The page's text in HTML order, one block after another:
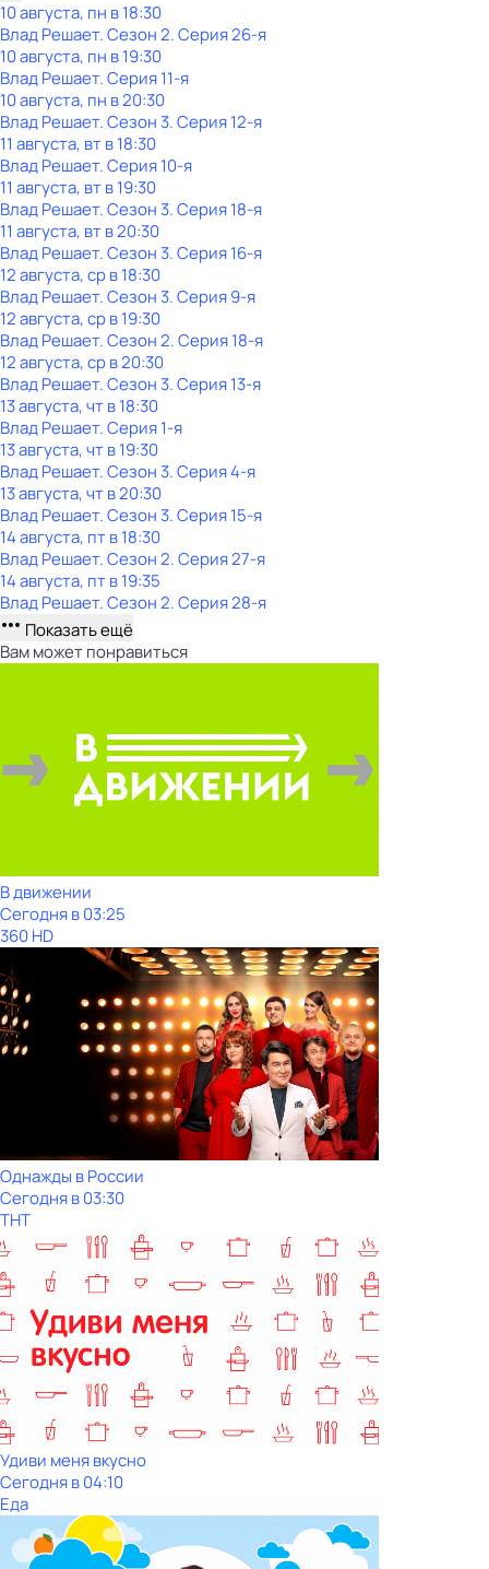
10 августа, пн в 18:30
Влад Решает. Сезон 2. Серия 26-я
10 августа, пн в 19:30
Влад Решает. Серия 11-я
10 августа, пн в 20:30
Влад Решает. Сезон 3. Серия 12-я
11 августа, вт в 18:30
Влад Решает. Серия 10-я
11 августа, вт в 19:30
Влад Решает. Сезон 3. Серия 18-я
11 августа, вт в 20:30
Влад Решает. Сезон 3. Серия 16-я
12 августа, ср в 18:30
Влад Решает. Сезон 3. Серия 9-я
12 августа, ср в 19:30
Влад Решает. Сезон 2. Серия 18-я
12 августа, ср в 20:30
Влад Решает. Сезон 3. Серия 13-я
13 августа, чт в 18:30
Влад Решает. Серия 1-я
13 августа, чт в 19:30
Влад Решает. Сезон 3. Серия 4-я
13 августа, чт в 20:30
Влад Решает. Сезон 3. Серия 15-я
14 августа, пт в 18:30
Влад Решает. Сезон 2. Серия 27-я
14 августа, пт в 19:35
Влад Решает. Сезон 2. Серия 28-я
Показать ещё
Вам может понравиться
В движении
Сегодня в 03:25
360 HD
Однажды в России
Сегодня в 03:30
ТНТ
Удиви меня вкусно
Сегодня в 04:10
Еда